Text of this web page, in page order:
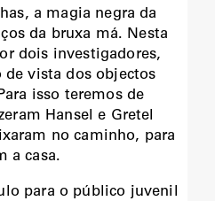
a magia negra da
da bruxa má. Nesta
dois investigadores,
vista dos objectos
isso teremos de
Hansel e Gretel
no caminho, para
a casa.
para o público juvenil